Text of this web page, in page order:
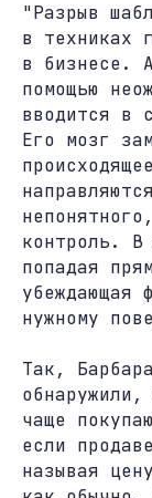
"Разрыв
в техниках
в бизнесе.
помощью
вводится в
Его мозг
контроль. В
попадая
убеждающая
нужному
Так,
чаще
если
называя